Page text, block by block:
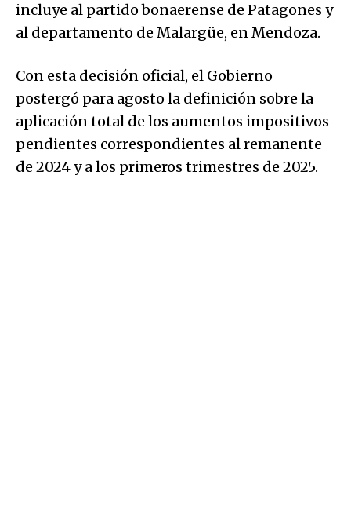
incluye al partido bonaerense de Patagones y
al departamento de Malargüe, en Mendoza.
Con esta decisión oficial, el Gobierno
postergó para agosto la definición sobre la
aplicación total de los aumentos impositivos
pendientes correspondientes al remanente
de 2024 y a los primeros trimestres de 2025.